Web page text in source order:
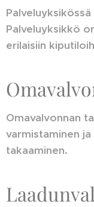
Palveluyksikkö
erilaisiin
Omavalvonnan
varmistaminen
takaaminen.